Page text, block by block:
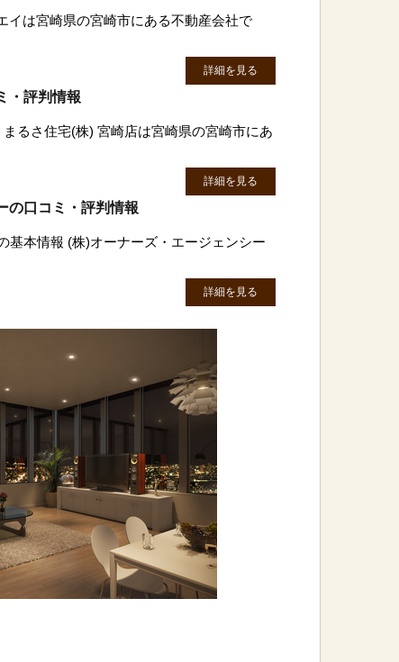
イは宮崎県の宮崎市にある不動産会社で
詳細を見る
・評判情報
るさ住宅(株) 宮崎店は宮崎県の宮崎市にあ
詳細を見る
の口コミ・評判情報
基本情報 (株)オーナーズ・エージェンシー
詳細を見る